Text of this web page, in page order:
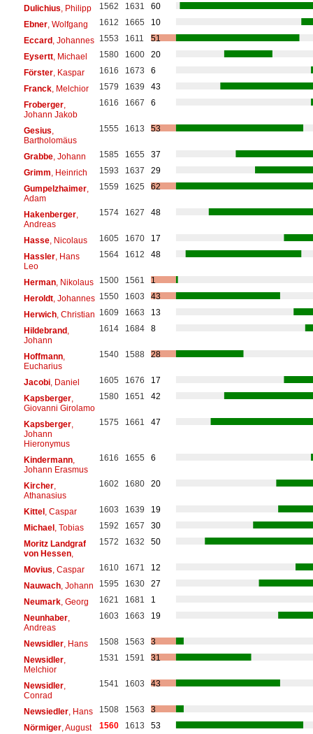
Dulichius , Philipp 1562 1631
60
Ebner, Wolfgang 1612 1665
10
Eccard, Johannes 1553 1611
51
Eysertt, Michael 1580 1600
20
Förster, Kaspar 1616 1673
6
Franck, Melchior 1579 1639
43
Froberger,
Johann Jakob
1616 1667 6
Gesius
Bartholomäus
1555 1613 53
Grabbe, Johann 1585 1655
37
Grimm , Heinrich 1593 1637
29
Gumpelzhaimer,
Adam
1559 1625 62
Hakenberger,
Andreas
1574 1627 48
Hasse, Nicolaus 1605 1670
17
Hassler, Hans
Leo
1564 1612 48
Herman, Nikolaus 1500 1561
1
Heroldt, Johannes 1550 1603
43
Herwich, Christian 1609 1663
13
Hildebrand,
Johann
1614 1684 8
Hoffmann,
Eucharius
1540 1588 28
Jacobi, Daniel 1605 1676
17
Kapsberger,
Giovanni Girolamo
1580 1651 42
Kapsberger,
Johann
Hieronymus
1575 1661 47
Kindermann,
Johann Erasmus
1616 1655 6
Kircher,
Athanasius
1602 1680 20
Kittel, Caspar 1603 1639
19
Michael, Tobias 1592 1657
30
Moritz Landgraf
von Hessen,
1572 1632 50
Movius , Caspar 1610 1671
12
Nauwach, Johann 1595 1630
27
Neumark, Georg 1621 1681
1
Neunhaber,
Andreas
1603 1663 19
Newsidler, Hans 1508 1563
3
Newsidler,
Melchior
1531 1591 31
Newsidler,
Conrad
1541 1603 43
Newsiedler, Hans 1508 1563
3
Nörmiger, August 1560 1613 53